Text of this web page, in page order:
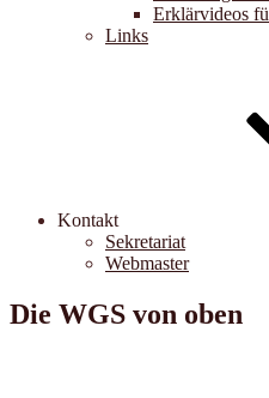
Erklärvideos
Links
Kontakt
Sekretariat
Webmaster
Die WGS von oben